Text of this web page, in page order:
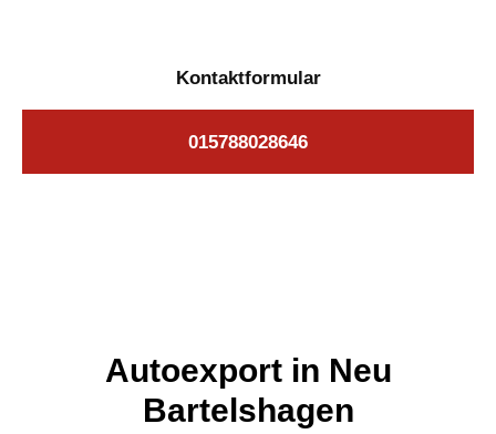
Kontaktformular
015788028646
Autoexport in Neu
Bartelshagen